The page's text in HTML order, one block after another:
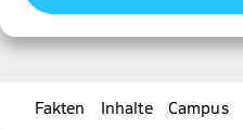
Fakten Inhalte Campus